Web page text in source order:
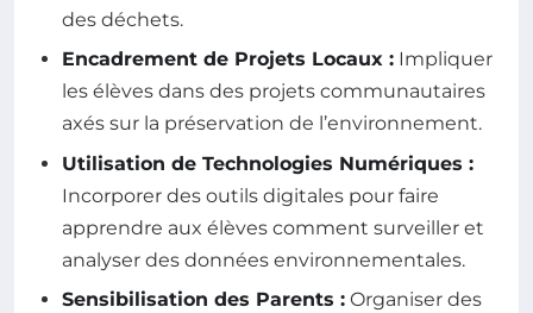
des déchets.
Encadrement de Projets Locaux : Impliquer
les élèves dans des projets communautaires
axés sur la préservation de l’environnement.
Utilisation de Technologies Numériques :
Incorporer des outils digitales pour faire
apprendre aux élèves comment surveiller et
analyser des données environnementales.
Sensibilisation des Parents : Organiser des